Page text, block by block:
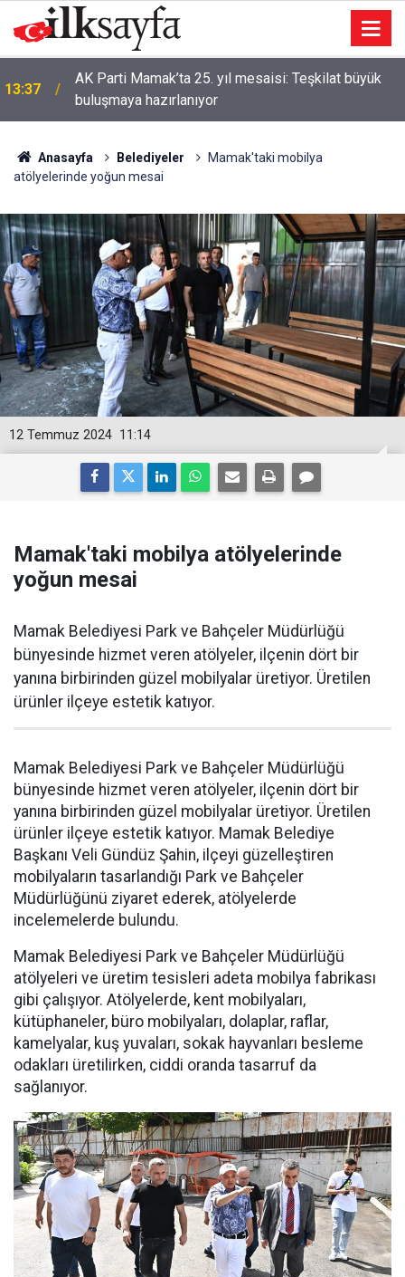
13:37
AK Parti Mamak’ta 25. yıl mesaisi: Teşkilat büyük
buluşmaya hazırlanıyor
Anasayfa Belediyeler
Mamak'taki mobilya
atölyelerinde yoğun mesai
11:14
12 Temmuz 2024
Mamak'taki mobilya atölyelerinde
yoğun mesai
Mamak Belediyesi Park ve Bahçeler Müdürlüğü
bünyesinde hizmet veren atölyeler, ilçenin dört bir
yanına birbirinden güzel mobilyalar üretiyor. Üretilen
ürünler ilçeye estetik katıyor.
Mamak Belediyesi Park ve Bahçeler Müdürlüğü
bünyesinde hizmet veren atölyeler, ilçenin dört bir
yanına birbirinden güzel mobilyalar üretiyor. Üretilen
ürünler ilçeye estetik katıyor. Mamak Belediye
Başkanı Veli Gündüz Şahin, ilçeyi güzelleştiren
mobilyaların tasarlandığı Park ve Bahçeler
Müdürlüğünü ziyaret ederek, atölyelerde
incelemelerde bulundu.
Mamak Belediyesi Park ve Bahçeler Müdürlüğü
atölyeleri ve üretim tesisleri adeta mobilya fabrikası
gibi çalışıyor. Atölyelerde, kent mobilyaları,
kütüphaneler, büro mobilyaları, dolaplar, raflar,
kamelyalar, kuş yuvaları, sokak hayvanları besleme
odakları üretilirken, ciddi oranda tasarruf da
sağlanıyor.